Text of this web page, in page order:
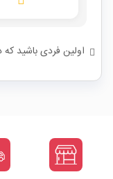
اولین فردی باشید که